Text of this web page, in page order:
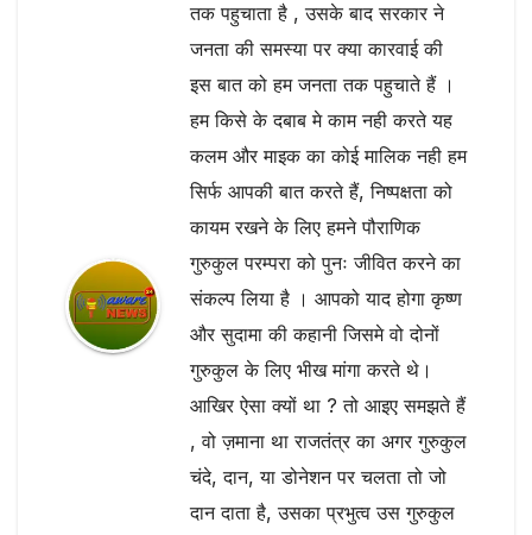
तक पहुचाता है , उसके बाद सरकार ने
जनता की समस्या पर क्या कारवाई की
इस बात को हम जनता तक पहुचाते हैं ।
हम किसे के दबाब मे काम नही करते यह
कलम और माइक का कोई मालिक नही हम
सिर्फ आपकी बात करते हैं, निष्पक्षता को
कायम रखने के लिए हमने पौराणिक
गुरुकुल परम्परा को पुनः जीवित करने का
संकल्प लिया है । आपको याद होगा कृष्ण
और सुदामा की कहानी जिसमे वो दोनों
गुरुकुल के लिए भीख मांगा करते थे।
आखिर ऐसा क्यों था ? तो आइए समझते हैं
, वो ज़माना था राजतंत्र का अगर गुरुकुल
चंदे, दान, या डोनेशन पर चलता तो जो
दान दाता है, उसका प्रभुत्व उस गुरुकुल